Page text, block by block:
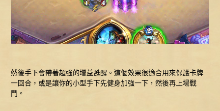
然後手下會帶著超強的增益甦醒。這個效果很適合用來保護卡牌
一回合，或是讓你的小型手下先健身加強一下，然後再上場戰
鬥。